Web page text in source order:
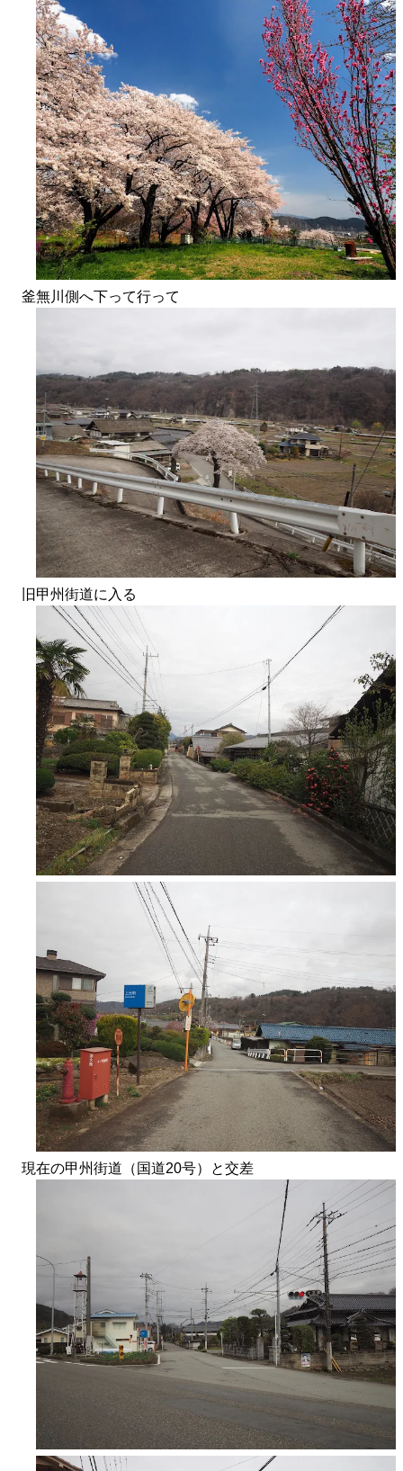
釜無川側へ下って行って
旧甲州街道に入る
現在の甲州街道（国道20号）と交差